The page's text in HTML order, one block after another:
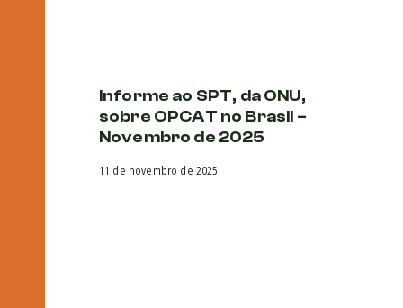
Informe ao SPT, da ONU,
sobre OPCAT no Brasil –
Novembro de 2025
11 de novembro de 2025